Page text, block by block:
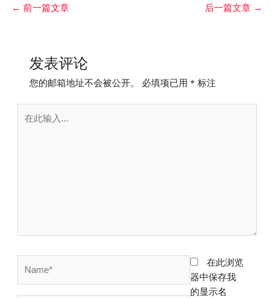
← 前一篇文章 后一篇文章 →
发表评论
您的邮箱地址不会被公开。 必填项已用 * 标注
在此浏览
器中保存我
的显示名